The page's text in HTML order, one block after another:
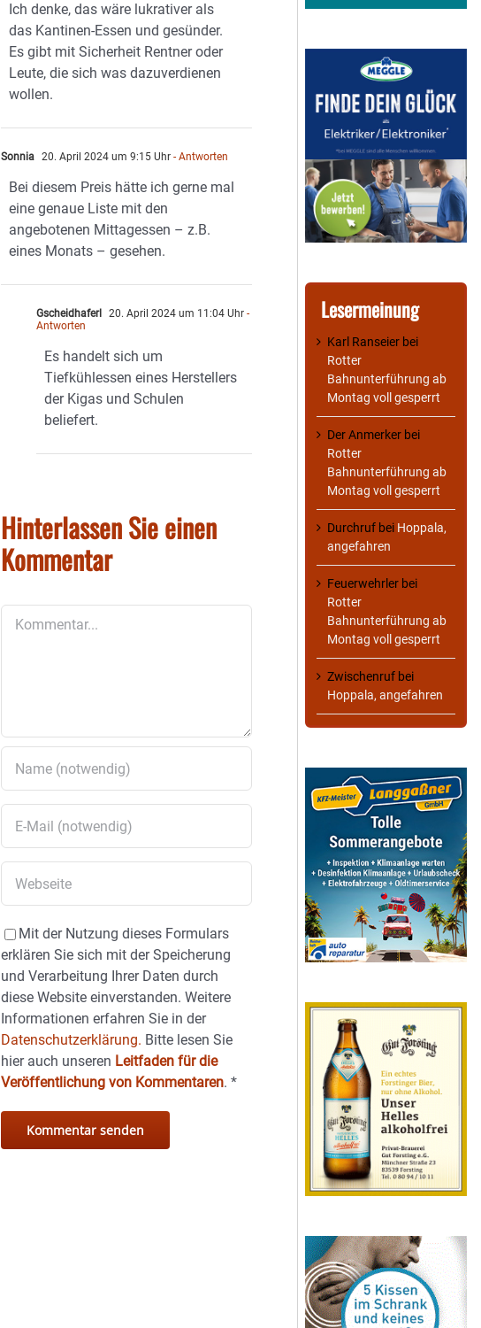
Ich denke, das wäre lukrativer als
das Kantinen-Essen und gesünder.
Es gibt mit Sicherheit Rentner oder
Leute, die sich was dazuverdienen
wollen.
Sonnia 20. April 2024 um 9:15 Uhr - Antworten
Bei diesem Preis hätte ich gerne mal
eine genaue Liste mit den
angebotenen Mittagessen – z.B.
eines Monats – gesehen.
Gscheidhaferl 20. April 2024 um 11:04 Uhr -
Antworten
Es handelt sich um
Tiefkühlessen eines Herstellers
der Kigas und Schulen
beliefert.
Hinterlassen Sie einen
Kommentar
Mit der Nutzung dieses Formulars
erklären Sie sich mit der Speicherung
und Verarbeitung Ihrer Daten durch
diese Website einverstanden. Weitere
Informationen erfahren Sie in der
Datenschutzerklärung. Bitte lesen Sie
hier auch unseren Leitfaden für die
Veröffentlichung von Kommentaren.*
Lesermeinung
Karl Ranseier bei
Rotter
Bahnunterführung ab
Montag voll gesperrt
Der Anmerker bei
Rotter
Bahnunterführung ab
Montag voll gesperrt
Durchruf bei Hoppala,
angefahren
Feuerwehrler bei
Rotter
Bahnunterführung ab
Montag voll gesperrt
Zwischenruf bei
Hoppala, angefahren